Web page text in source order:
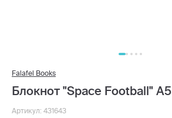
Falafel Books
Блокнот "Space Football" А5
Артикул: 431643